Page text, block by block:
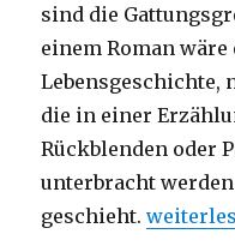
sind die
einem Roman
Lebensgeschichte,
die in einer
Rückblenden oder
unterbracht
geschieht.„Tod in